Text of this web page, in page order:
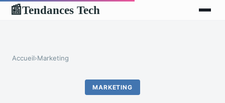
📰Tendances Tech
Accueil›Marketing
MARKETING